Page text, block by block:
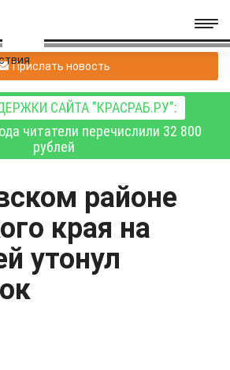
Прислать новость
САЙТА "КРАСРАБ.РУ":
читатели перечислили 32 800
рублей
районе
края на
утонул